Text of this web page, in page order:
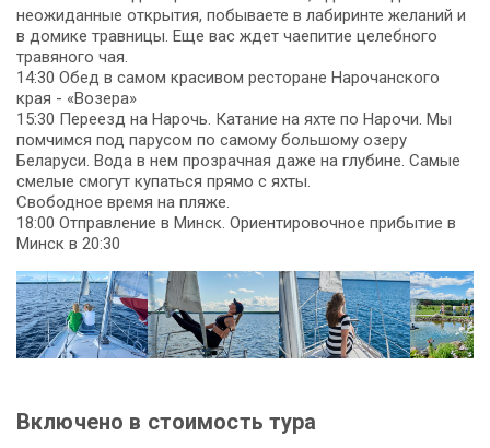
неожиданные открытия, побываете в лабиринте желаний и
в домике травницы. Еще вас ждет чаепитие целебного
травяного чая.
14:30 Обед в самом красивом ресторане Нарочанского
края - «Возера»
15:30 Переезд на Нарочь. Катание на яхте по Нарочи. Мы
помчимся под парусом по самому большому озеру
Беларуси. Вода в нем прозрачная даже на глубине. Самые
смелые смогут купаться прямо с яхты.
Свободное время на пляже.
18:00 Отправление в Минск. Ориентировочное прибытие в
Минск в 20:30
Включено в стоимость тура